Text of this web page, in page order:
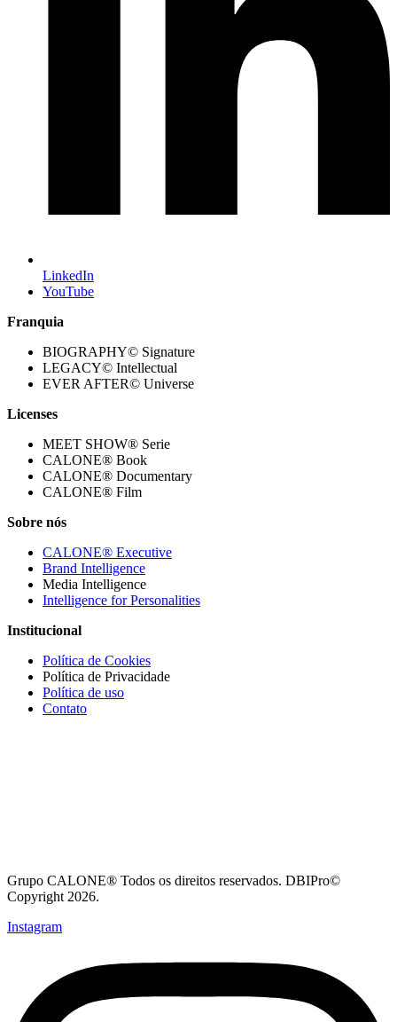
LinkedIn
YouTube
Franquia
BIOGRAPHY© Signature
LEGACY© Intellectual
EVER AFTER© Universe
Licenses
MEET SHOW® Serie
CALONE® Book
CALONE® Documentary
CALONE® Film
Sobre nós
CALONE® Executive
Brand Intelligence
Media Intelligence
Intelligence for Personalities
Institucional
Política de Cookies
Política de Privacidade
Política de uso
Contato
Grupo CALONE® Todos os direitos reservados. DBIPro©
Copyright 2026.
Instagram